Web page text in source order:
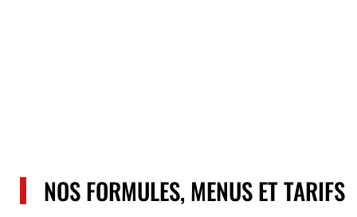
NOS FORMULES, MENUS ET TARIFS